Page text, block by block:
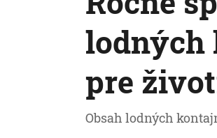
lodných
pre
Obsah lodných